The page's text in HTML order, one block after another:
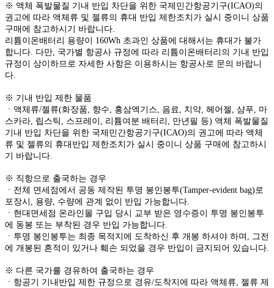
※ 액체 폭발물질 기내 반입 차단을 위한 국제민간항공기구(ICAO)의
권고에 따라 액체류 및 젤류의 휴대 반입 제한조치가 실시 중이니 상품
구매에 참고하시기 바랍니다.
리튬이온배터리 용량이 160Wh 초과인 상품에 대해서는 휴대가 불가
합니다. 다만, 국가별 항공사 규정에 따라 리튬이온배터리의 기내 반입
규정이 상이하므로 자세한 사항은 이용하시는 항공사로 문의 바랍니
다.
※ 기내 반입 제한 물품
ㆍ액체류/젤류(화장품, 향수, 홍삼엑기스, 음료, 치약, 헤어젤, 샴푸, 마
스카라, 립스틱, 스프레이, 리튬여분 배터리, 만년필 등) 액체 폭발물질
기내 반입 차단을 위한 국제민간항공기구(ICAO)의 권고에 따라 액체
류 및 젤류의 휴대반입 제한조치가 실시 중이니 상품 구매에 참고하시
기 바랍니다.
※ 직항으로 출국하는 경우
ㆍ전체 면세점에서 공동 제작된 투명 봉인봉투(Tamper-evident bag)로
포장시, 용량, 수량에 관계 없이 반입 가능합니다.
ㆍ현대면세점 온라인몰 구입 당시 교부 받은 영수증이 투명 봉인봉투
에 동봉 또는 부착된 경우 반입 가능합니다.
ㆍ투명 봉인봉투는 최종 목적지에 도착하신 후 개봉 하셔야 하며, 그전
에 개봉된 흔적이 있거나 훼손 되었을 경우 반입이 금지되어 있습니다.
※ 다른 국가를 경유하여 출국하는 경우
ㆍ항공기 기내반입 제한 규정으로 경유/도착지에 따라 액체류, 젤류 제